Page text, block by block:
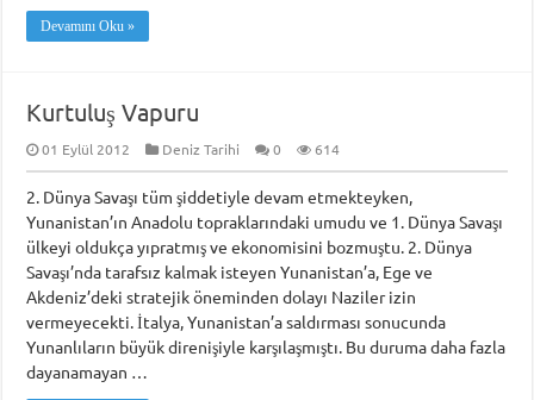
Devamını Oku »
Kurtuluş Vapuru
01 Eylül 2012 Deniz Tarihi 0 614
2. Dünya Savaşı tüm şiddetiyle devam etmekteyken,
Yunanistan’ın Anadolu topraklarındaki umudu ve 1. Dünya Savaşı
ülkeyi oldukça yıpratmış ve ekonomisini bozmuştu. 2. Dünya
Savaşı’nda tarafsız kalmak isteyen Yunanistan’a, Ege ve
Akdeniz’deki stratejik öneminden dolayı Naziler izin
vermeyecekti. İtalya, Yunanistan’a saldırması sonucunda
Yunanlıların büyük direnişiyle karşılaşmıştı. Bu duruma daha fazla
dayanamayan …